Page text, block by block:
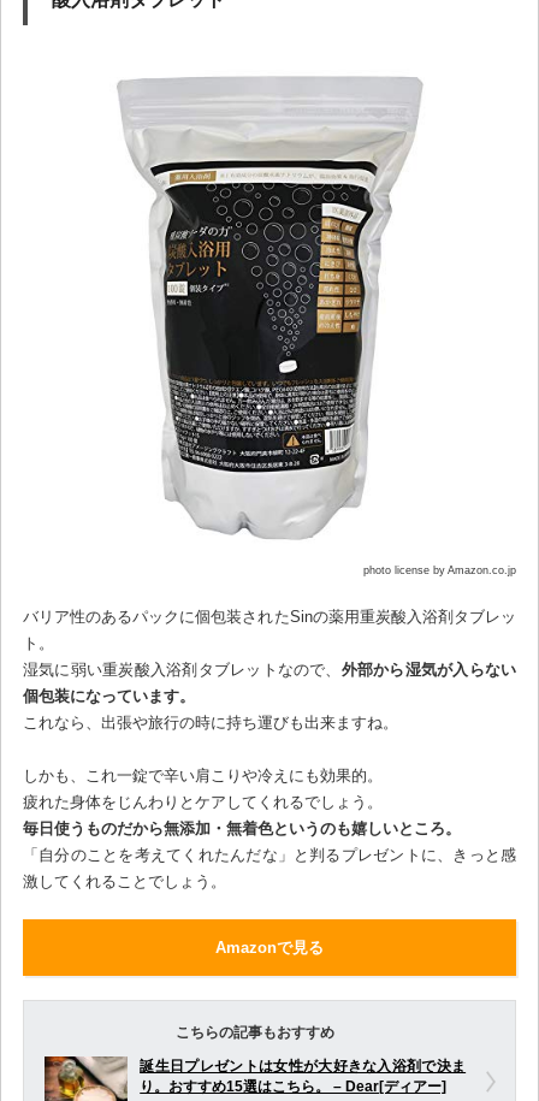
photo license by Amazon.co.jp
バリア性のあるパックに個包装されたSinの薬用重炭酸入浴剤タブレッ
ト。
湿気に弱い重炭酸入浴剤タブレットなので、 外部から湿気が入らない
個包装になっています。
これなら、出張や旅行の時に持ち運びも出来ますね。
しかも、これ一錠で辛い肩こりや冷えにも効果的。
疲れた身体をじんわりとケアしてくれるでしょう。
毎日使うものだから無添加・無着色というのも嬉しいところ。
「自分のことを考えてくれたんだな」と判るプレゼントに、きっと感
激してくれることでしょう。
Amazonで見る
こちらの記事もおすすめ
誕生日プレゼントは女性が大好きな入浴剤で決ま
り。おすすめ15選はこちら。 – Dear[ディアー]